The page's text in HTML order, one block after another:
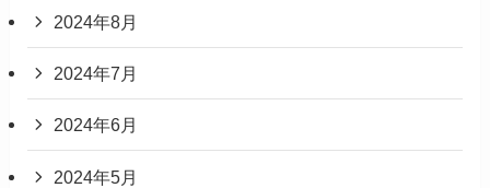
2024年8月
2024年7月
2024年6月
2024年5月